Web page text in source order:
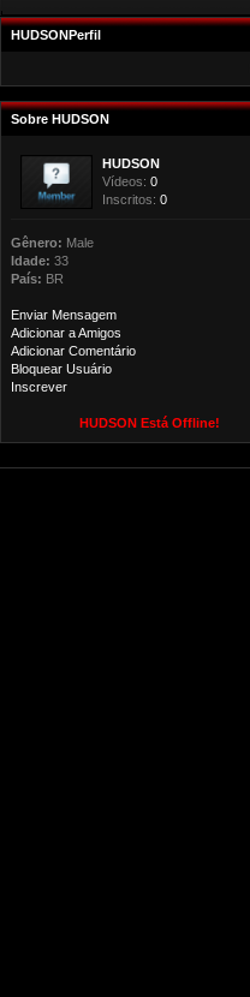
HUDSONPerfil
Sobre HUDSON
HUDSON
Vídeos: 0
Inscritos: 0
Gênero: Male
Idade: 33
País: BR
Enviar Mensagem
Adicionar a Amigos
Adicionar Comentário
Bloquear Usuário
Inscrever
HUDSON Está Offline!